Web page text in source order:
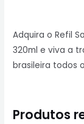
Adquira o Refil
320ml e viva a
brasileira todos
Produtos